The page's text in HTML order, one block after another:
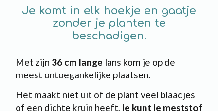
Je komt in elk hoekje en gaatje
zonder je planten te
beschadigen.
Met zijn 36 cm lange lans kom je op de
meest ontoegankelijke plaatsen.
Het maakt niet uit of de plant veel blaadjes
of een dichte kruin heeft, je kunt je meststof